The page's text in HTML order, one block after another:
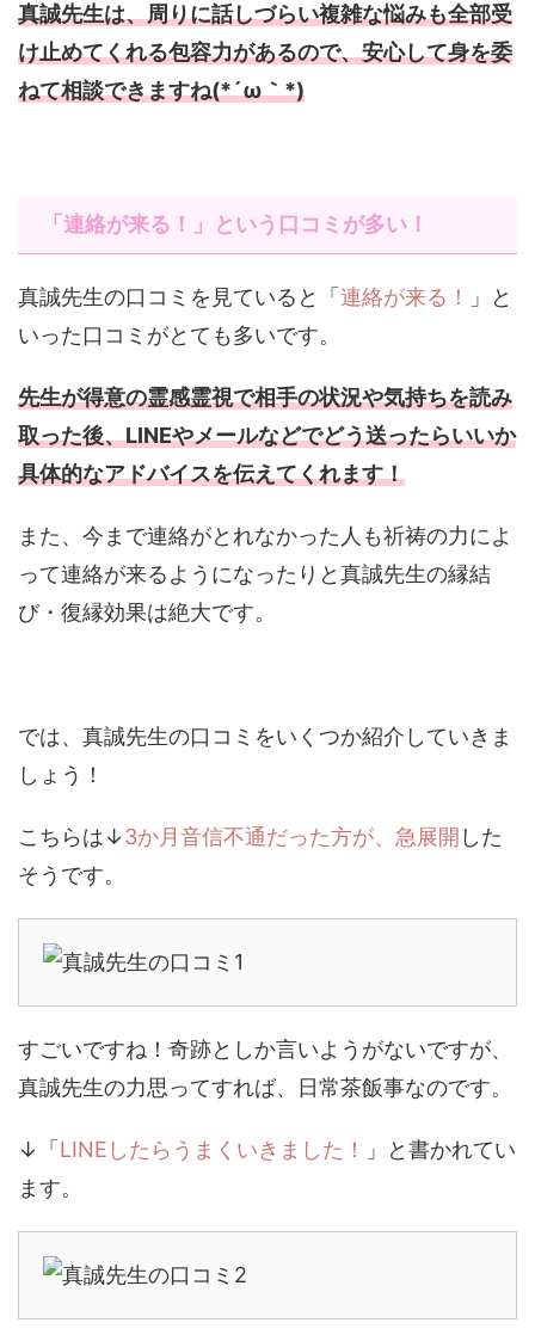
真誠先生は、周りに話しづらい複雑な悩みも全部受
け止めてくれる包容力があるので、安心して身を委
ねて相談できますね(*´ω｀*)
「連絡が来る！」という口コミが多い！
真誠先生の口コミを見ていると「 連絡が来る！
」と
いった口コミがとても多いです。
先生が得意の霊感霊視で相手の状況や気持ちを読み
取った後、LINEやメールなどでどう送ったらいいか
具体的なアドバイスを伝えてくれます！
また、今まで連絡がとれなかった人も祈祷の力によ
って連絡が来るようになったりと真誠先生の縁結
び・復縁効果は絶大です。
では、真誠先生の口コミをいくつか紹介していきま
しょう！
こちらは↓3か月音信不通だった方が、急展開 した
そうです。
すごいですね！奇跡としか言いようがないですが、
真誠先生の力思ってすれば、日常茶飯事なのです。
↓「 LINEしたらうまくいきました！
」と書かれてい
ます。